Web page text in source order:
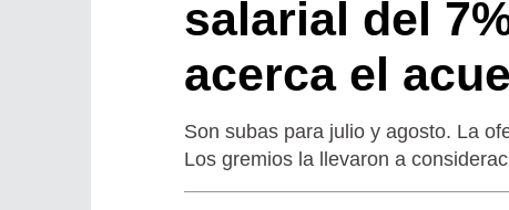
salarial del
acerca el
Son subas para julio y agosto. La
Los gremios la llevaron a